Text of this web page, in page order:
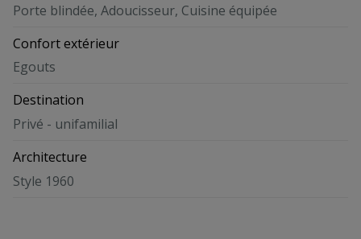
Porte blindée, Adoucisseur, Cuisine équipée
Confort extérieur
Egouts
Destination
Privé - unifamilial
Architecture
Style 1960